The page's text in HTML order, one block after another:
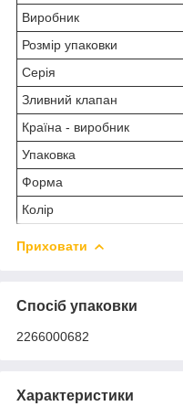
Виробник
Розмір упаковки
Серія
Зливний клапан
Країна - виробник
Упаковка
Форма
Колір
Приховати
Спосіб упаковки
2266000682
Характеристики